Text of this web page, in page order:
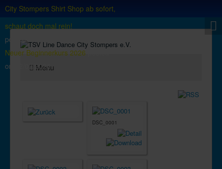
City Stompers Shirt Shop ab sofort,
schaut doch mal rein!
posted on
Neuer Beginnerkurs 2026
on
02/07/2026
Menu
DSC_0001